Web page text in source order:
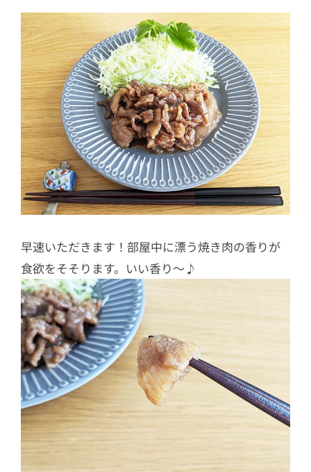
早速いただきます！部屋中に漂う焼き肉の香りが
食欲をそそります。いい香り〜♪